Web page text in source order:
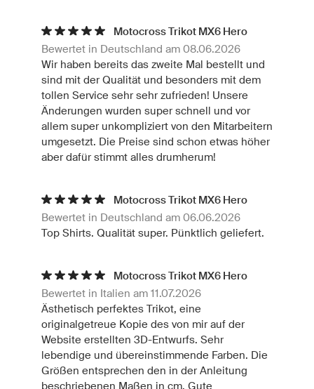
Motocross Trikot MX6 Hero
Bewertet in Deutschland am 08.06.2026
Wir haben bereits das zweite Mal bestellt und
sind mit der Qualität und besonders mit dem
tollen Service sehr sehr zufrieden! Unsere
Änderungen wurden super schnell und vor
allem super unkompliziert von den Mitarbeitern
umgesetzt. Die Preise sind schon etwas höher
aber dafür stimmt alles drumherum!
Motocross Trikot MX6 Hero
Bewertet in Deutschland am 06.06.2026
Top Shirts. Qualität super. Pünktlich geliefert.
Motocross Trikot MX6 Hero
Bewertet in Italien am 11.07.2026
Ästhetisch perfektes Trikot, eine
originalgetreue Kopie des von mir auf der
Website erstellten 3D-Entwurfs. Sehr
lebendige und übereinstimmende Farben. Die
Größen entsprechen den in der Anleitung
beschriebenen Maßen in cm. Gute